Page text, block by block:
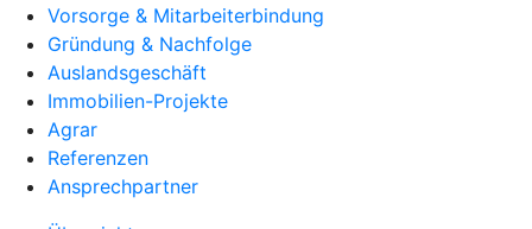
Vorsorge & Mitarbeiterbindung
Gründung & Nachfolge
Auslandsgeschäft
Immobilien-Projekte
Agrar
Referenzen
Ansprechpartner